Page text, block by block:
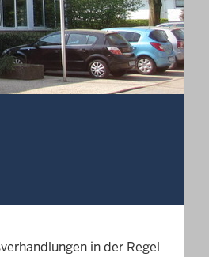
in der Regel